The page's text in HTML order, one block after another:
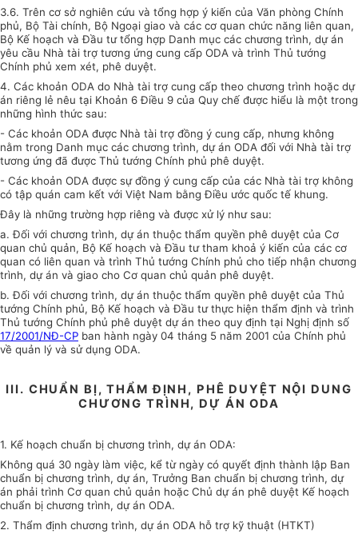
3.6. Trên cơ sở nghiên cứu và tổng hợp ý kiến của Văn phòng Chính
phủ, Bộ Tài chính, Bộ Ngoại giao và các cơ quan chức năng liên quan,
Bộ Kế hoạch và Đầu tư tổng hợp Danh mục các chương trình, dự án
yêu cầu Nhà tài trợ tương ứng cung cấp ODA và trình Thủ tướng
Chính phủ xem xét, phê duyệt.
4. Các khoản ODA do Nhà tài trợ cung cấp theo chương trình hoặc dự
án riêng lẻ nêu tại Khoản 6 Điều 9 của Quy chế được hiểu là một trong
những hình thức sau:
- Các khoản ODA được Nhà tài trợ đồng ý cung cấp, nhưng không
nằm trong Danh mục các chương trình, dự án ODA đối với Nhà tài trợ
tương ứng đã được Thủ tướng Chính phủ phê duyệt.
- Các khoản ODA được sự đồng ý cung cấp của các Nhà tài trợ không
có tập quán cam kết với Việt Nam bằng Điều ước quốc tế khung.
Đây là những trường hợp riêng và được xử lý như sau:
a. Đối với chương trình, dự án thuộc thẩm quyền phê duyệt của Cơ
quan chủ quản, Bộ Kế hoạch và Đầu tư tham khoả ý kiến của các cơ
quan có liên quan và trình Thủ tướng Chính phủ cho tiếp nhận chương
trình, dự án và giao cho Cơ quan chủ quản phê duyệt.
b. Đối với chương trình, dự án thuộc thẩm quyền phê duyệt của Thủ
tướng Chính phủ, Bộ Kế hoạch và Đầu tư thực hiện thẩm định và trình
Thủ tướng Chính phủ phê duyệt dự án theo quy định tại Nghị định số
17/2001/NĐ-CP ban hành ngày 04 tháng 5 năm 2001 của Chính phủ
về quản lý và sử dụng ODA.
III. CHUẨN BỊ, THẨM ĐỊNH, PHÊ DUYỆT NỘI DUNG
CHƯƠNG TRÌNH, DỰ ÁN ODA
1. Kế hoạch chuẩn bị chương trình, dự án ODA:
Không quá 30 ngày làm việc, kể từ ngày có quyết định thành lập Ban
chuẩn bị chương trình, dự án, Trưởng Ban chuẩn bị chương trình, dự
án phải trình Cơ quan chủ quản hoặc Chủ dự án phê duyệt Kế hoạch
chuẩn bị chương trình, dự án ODA.
2. Thẩm định chương trình, dự án ODA hỗ trợ kỹ thuật (HTKT)